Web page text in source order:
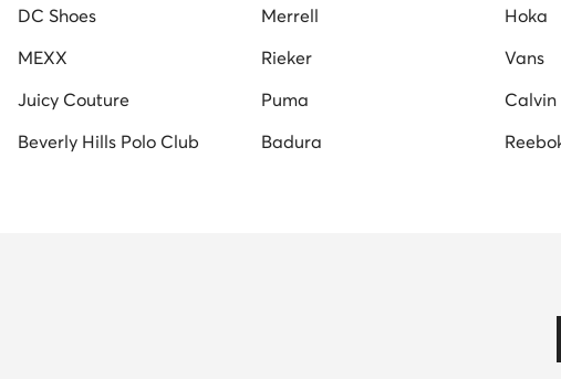
Guess női cipő fekete férfi cipő
DC Shoes Merrell Hoka
MEXX
Rieker Vans
Juicy Couture
Puma Calvin
Beverly Hills Polo Club
Badura